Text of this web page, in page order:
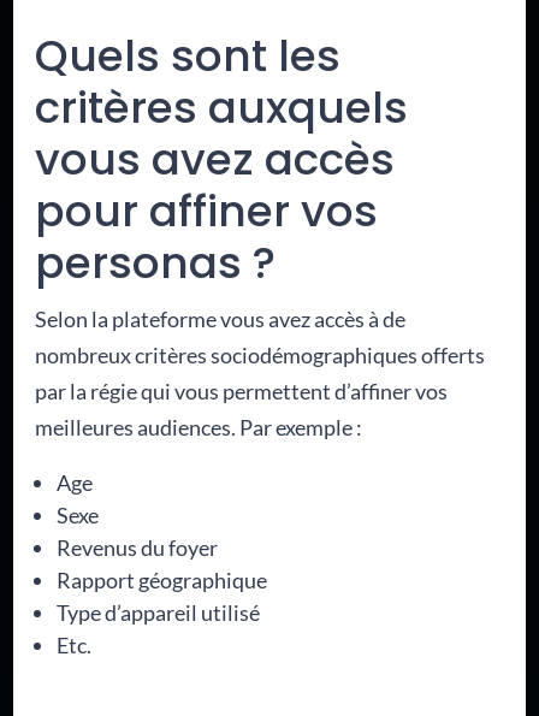
Quels sont les
critères auxquels
vous avez accès
pour affiner vos
personas ?
Selon la plateforme vous avez accès à de
nombreux critères sociodémographiques offerts
par la régie qui vous permettent d’affiner vos
meilleures audiences. Par exemple :
Age
Sexe
Revenus du foyer
Rapport géographique
Type d’appareil utilisé
Etc.